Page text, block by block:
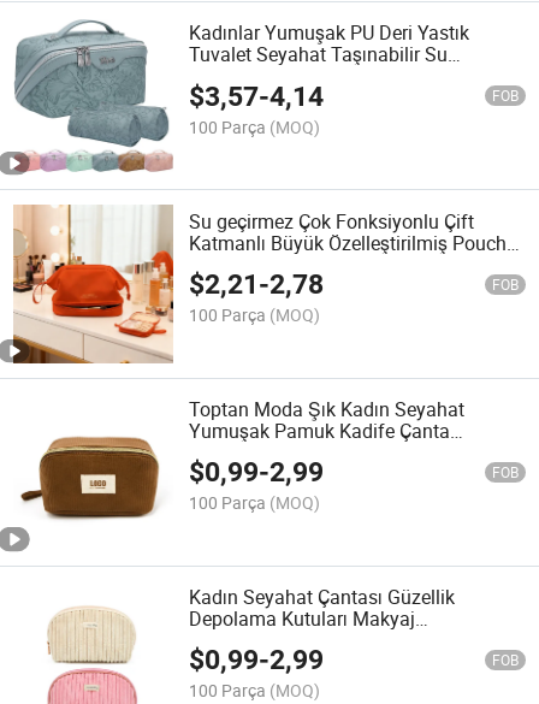
Kadınlar Yumuşak PU Deri Yastık
Tuvalet Seyahat Taşınabilir Su
$3,57-4,14 FOB
100 Parça (MOQ)
Su geçirmez Çok Fonksiyonlu Çift
Katmanlı Büyük Özelleştirilmiş Pouch
Yumuşak PU Vegan Taşınabilir Deri
Tuvalet Makyaj Seyahat Çantası
Kadınlar için Kozmetik Çantası
$2,21-2,78 FOB
100 Parça (MOQ)
Toptan Moda Şık Kadın Seyahat
Yumuşak Pamuk Kadife Çanta
Kozmetik Çantası
$0,99-2,99 FOB
100 Parça (MOQ)
Kadın Seyahat Çantası Güzellik
Depolama Kutuları Makyaj
Organizatörü Kadife Clutch Kozmetik
Çantası
$0,99-2,99 FOB
100 Parça (MOQ)